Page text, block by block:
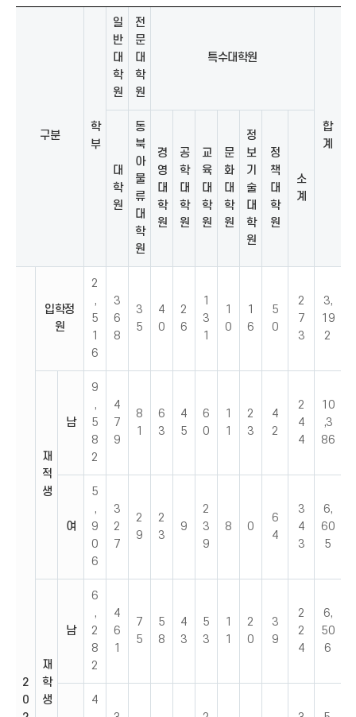
구분
학
부
일
반
대
학
원
전
문
대
학
원
특수대학원
합
계
대
학
원
동
북
아
물
류
대
학
원
경
영
대
학
원
공
학
대
학
원
교
육
대
학
원
문
화
대
학
원
정
보
기
술
대
학
원
정
책
대
학
원
소
계
2
0
입학정
원
2
,
5
1
6
3
6
8
3
5
4
0
2
6
1
3
1
1
0
1
6
5
0
2
7
3
3,
19
2
재
적
생
남
9
,
5
8
2
4
7
9
8
1
6
3
4
5
6
0
1
1
2
3
4
2
2
4
4
10
,3
86
여
5
,
9
0
6
3
2
7
2
9
2
3
9
2
3
9
8 0
6
4
3
4
3
6,
60
5
재
학
생
남
6
,
2
8
2
4
6
1
7
5
5
8
4
3
5
3
1
1
2
0
3
9
2
2
4
6,
50
6
4